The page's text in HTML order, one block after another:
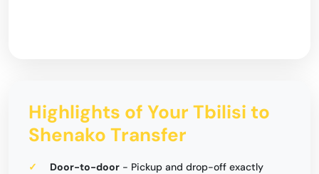
Highlights of Your Tbilisi to
Shenako Transfer
Door-to-door - Pickup and drop-off exactly